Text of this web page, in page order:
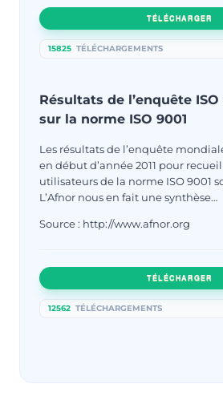
TÉLÉCHARGER
15825 TÉLÉCHARGEMENTS
Résultats de l’enquête ISO
sur la norme ISO 9001
Les résultats de l’enquête
en début d’année 2011 pour
utilisateurs de la norme ISO 9001
L’Afnor nous en fait une synthèse…
Source : http://www.afnor.org
TÉLÉCHARGER
12562 TÉLÉCHARGEMENTS